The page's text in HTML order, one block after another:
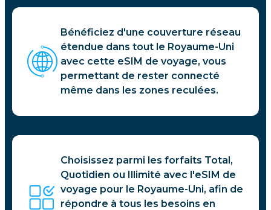
Bénéficiez d'une couverture réseau
étendue dans tout le Royaume-Uni
avec cette eSIM de voyage, vous
permettant de rester connecté
même dans les zones reculées.
Choisissez parmi les forfaits Total,
Quotidien ou Illimité avec l'eSIM de
voyage pour le Royaume-Uni, afin de
répondre à tous les besoins en